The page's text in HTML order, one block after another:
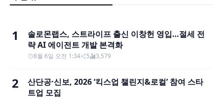
1
솔로몬랩스, 스트라이프 출신 이창헌 영입…절세 전
략 AI 에이전트 개발 본격화
8월 6일 오전 1:34 5 3,579
2
산단공·신보, 2026 ‘킥스업 챌린지&로컬’ 참여 스타
트업 모집